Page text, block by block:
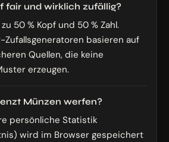
fair und wirklich zufällig?
50 % Kopf und 50 % Zahl.
Zufallsgeneratoren basieren auf
Quellen, die keine
erzeugen.
Münzen werfen?
persönliche Statistik
wird im Browser gespeichert